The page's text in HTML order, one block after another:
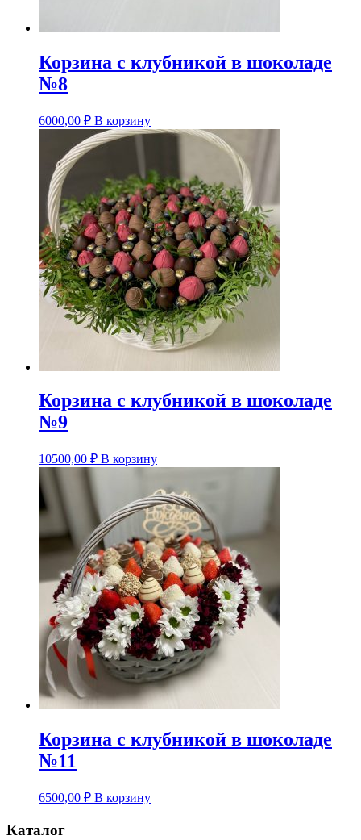
Корзина с клубникой в шоколаде
№8
6000,00 ₽ В корзину
Корзина с клубникой в шоколаде
№9
10500,00 ₽ В корзину
Корзина с клубникой в шоколаде
№11
6500,00 ₽ В корзину
Каталог